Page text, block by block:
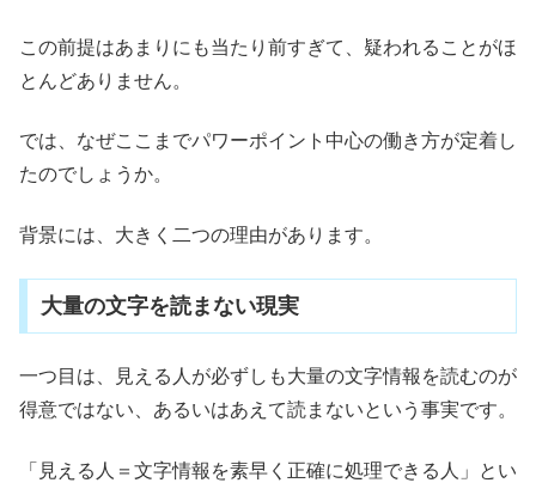
この前提はあまりにも当たり前すぎて、疑われることがほ
とんどありません。
では、なぜここまでパワーポイント中心の働き方が定着し
たのでしょうか。
背景には、大きく二つの理由があります。
大量の文字を読まない現実
一つ目は、見える人が必ずしも大量の文字情報を読むのが
得意ではない、あるいはあえて読まないという事実です。
「見える人＝文字情報を素早く正確に処理できる人」とい